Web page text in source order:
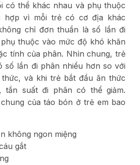
có thể khác nhau và phụ thuộc
hợp vì mỗi trẻ có cơ địa khác
chỉ đơn thuần là số lần đi
thuộc vào mức độ khó khăn
tính của phân. Nhìn chung, trẻ
số lần đi phân nhiều hơn so với
và khi trẻ bắt đầu ăn thức
tần suất đi phân có thể giảm.
của táo bón ở trẻ em bao
không ngon miệng
gắt